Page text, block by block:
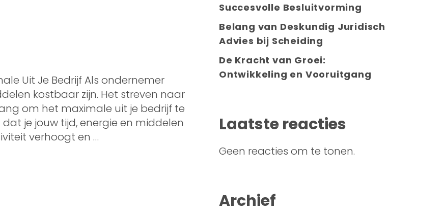
Uit Je Bedrijf Als ondernemer
kostbaar zijn. Het streven naar
om het maximale uit je bedrijf te
je jouw tijd, energie en middelen
verhoogt en …
Succesvolle Besluitvorming
Belang van Deskundig Juridisch
Advies bij Scheiding
De Kracht van Groei:
Ontwikkeling en Vooruitgang
Laatste reacties
Geen reacties om te tonen.
Archief